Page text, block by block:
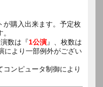
が購入出来ます。予定枚
数は『1公演』、枚数は
により一部例外がござい
コンピュータ制御により